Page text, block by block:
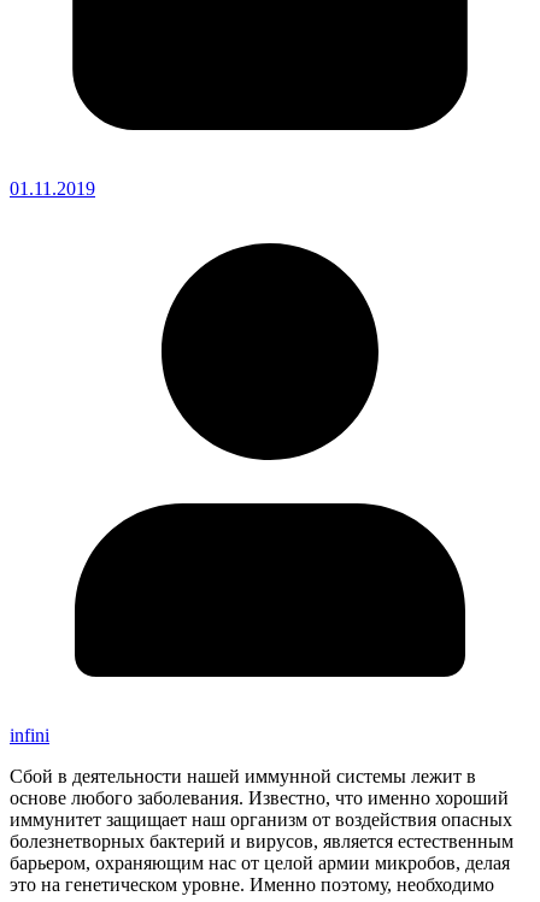
01.11.2019
infini
Сбой в деятельности нашей иммунной системы лежит в
основе любого заболевания. Известно, что именно хороший
иммунитет защищает наш организм от воздействия опасных
болезнетворных бактерий и вирусов, является естественным
барьером, охраняющим нас от целой армии микробов, делая
это на генетическом уровне. Именно поэтому, необходимо